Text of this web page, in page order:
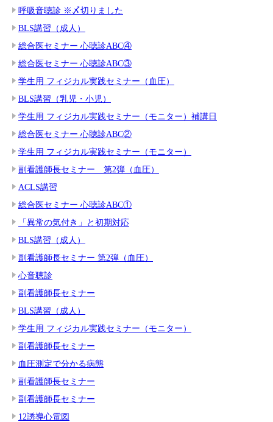
呼吸音聴診 ※〆切りました
BLS講習（成人）
総合医セミナー 心聴診ABC④
総合医セミナー 心聴診ABC③
学生用 フィジカル実践セミナー（血圧）
BLS講習（乳児・小児）
学生用 フィジカル実践セミナー（モニター）補講日
総合医セミナー 心聴診ABC②
学生用 フィジカル実践セミナー（モニター）
副看護師長セミナー 第2弾（血圧）
ACLS講習
総合医セミナー 心聴診ABC①
「異常の気付き」と初期対応
BLS講習（成人）
副看護師長セミナー 第2弾（血圧）
心音聴診
副看護師長セミナー
BLS講習（成人）
学生用 フィジカル実践セミナー（モニター）
副看護師長セミナー
血圧測定で分かる病態
副看護師長セミナー
副看護師長セミナー
12誘導心電図